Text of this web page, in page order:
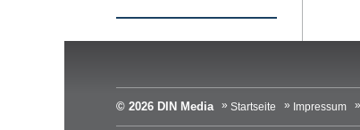
© 2026 DIN Media Startseite Impressum